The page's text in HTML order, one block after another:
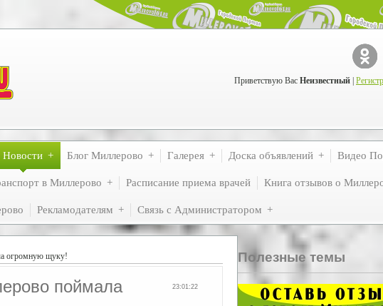
Приветствую Вас Неизвестный
Новости Блог Миллерово Галерея Доска объявлений Видео
в Миллерово Расписание приема врачей Книга отзывов о
Рекламодателям Связь с Администратором
огромную щуку!
23:01:22
поймала
Полезные темы